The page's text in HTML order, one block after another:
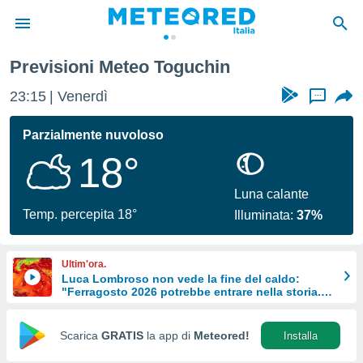
di
per
le
di
Web
Previsioni Meteo Toguchin
23:15 Venerdì ...
Parzialmente nuvoloso
18°
Temp. percepita 18°
Luna calante
Illuminata:37%
Ultim'ora.
Luca Lombroso non vede la fine del caldo:
"Ferragosto 2026 potrebbe entrare nella storia.
Scarica GRATIS la app di Meteored! Installa